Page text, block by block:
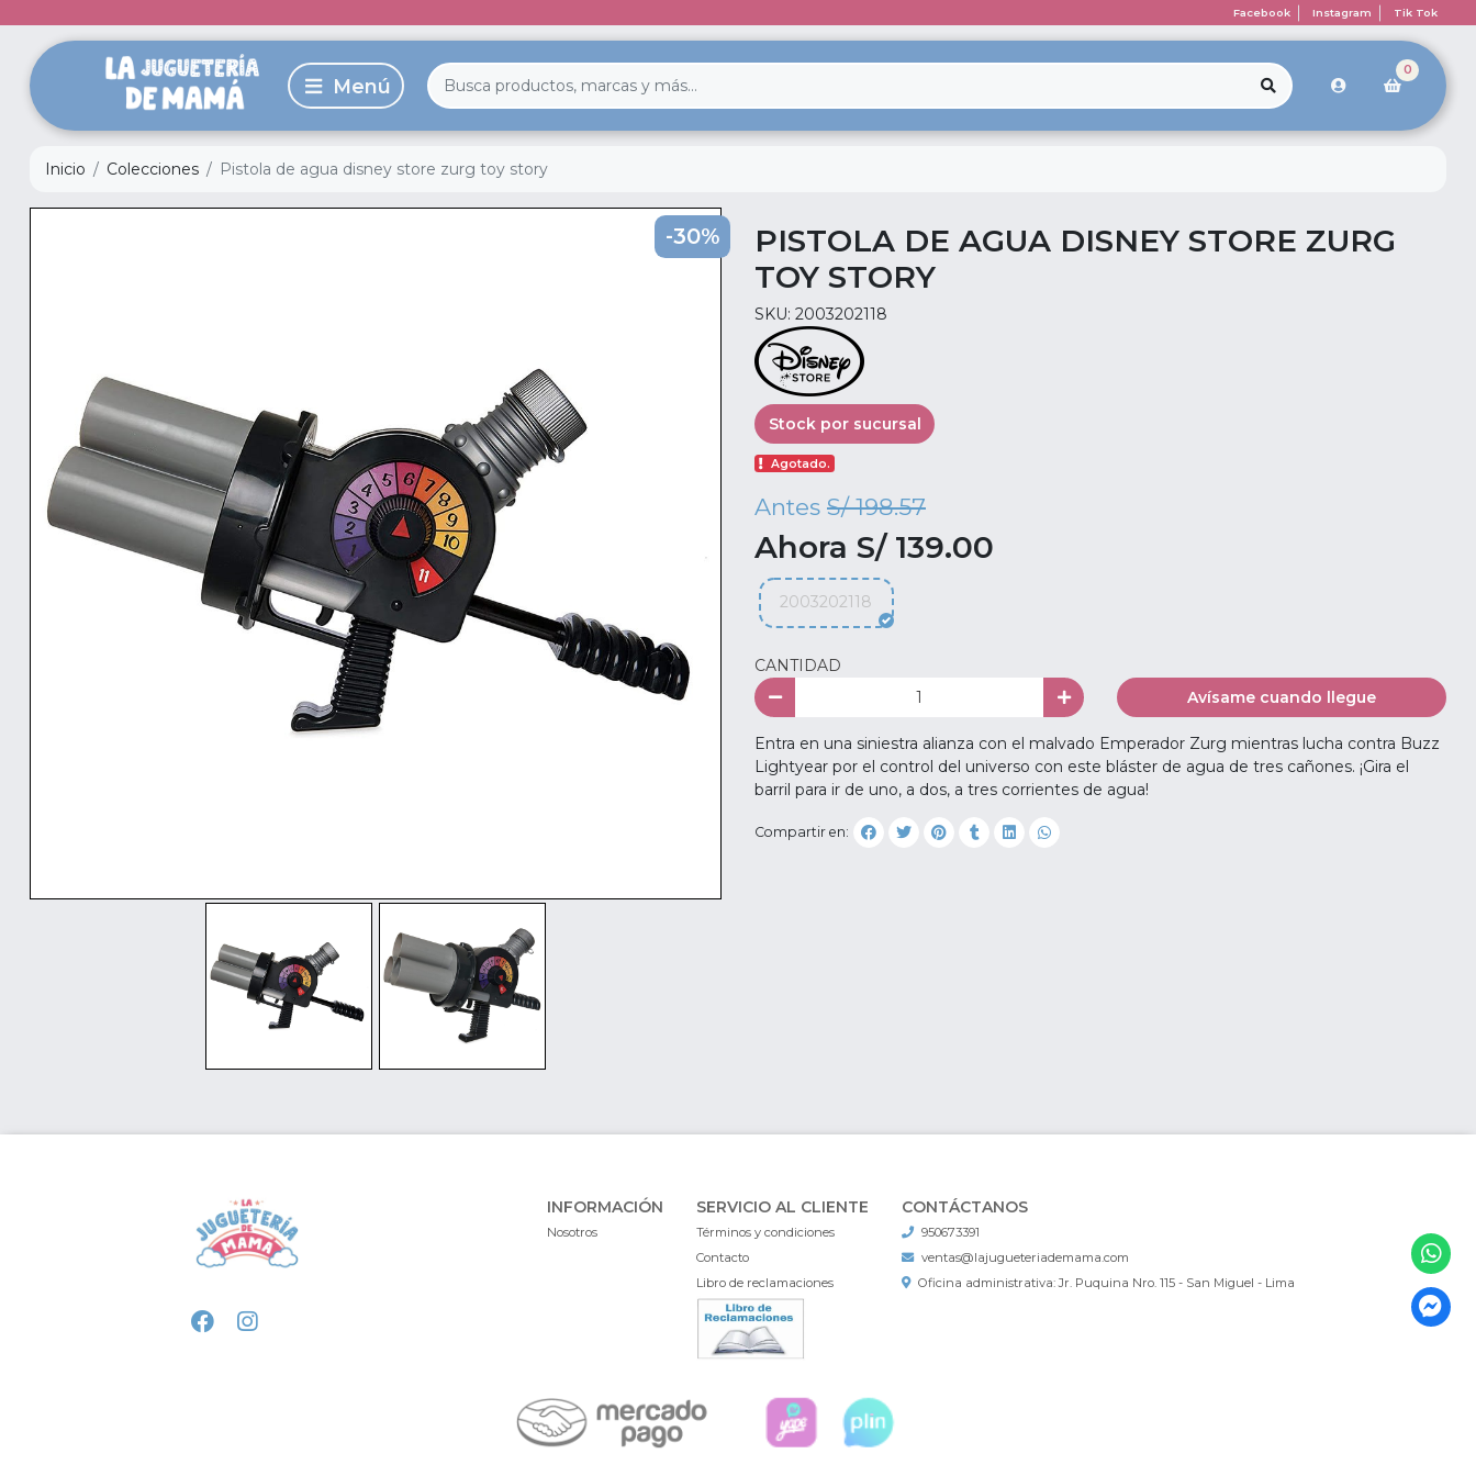
Facebook Instagram Tik Tok
0
Inicio Colecciones Pistola de agua disney store zurg toy story
-30%
PISTOLA DE AGUA DISNEY STORE ZURG
TOY STORY
SKU: 2003202118
Stock por sucursal
Agotado.
Antes S/ 198.57
Ahora S/ 139.00
2003202118
CANTIDAD
Avísame cuando llegue
Entra en una siniestra alianza con el malvado Emperador Zurg mientras lucha contra Buzz
Lightyear por el control del universo con este bláster de agua de tres cañones. ¡Gira el
barril para ir de uno, a dos, a tres corrientes de agua!
Compartir en:
INFORMACIÓN
Nosotros
SERVICIO AL CLIENTE
Términos y condiciones
Contacto
Libro de reclamaciones
CONTÁCTANOS
950673391
ventas@lajugueteriademama.com
Oficina administrativa: Jr. Puquina Nro. 115 - San Miguel - Lima